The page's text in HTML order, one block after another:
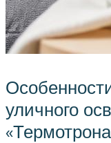
уличного